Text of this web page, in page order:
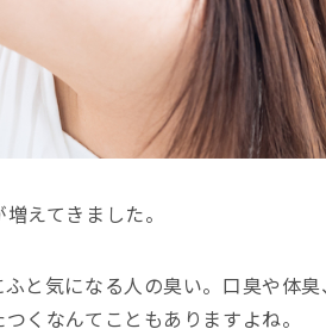
えてきました。
と気になる人の臭い。口臭や体
くなんてこともありますよね。